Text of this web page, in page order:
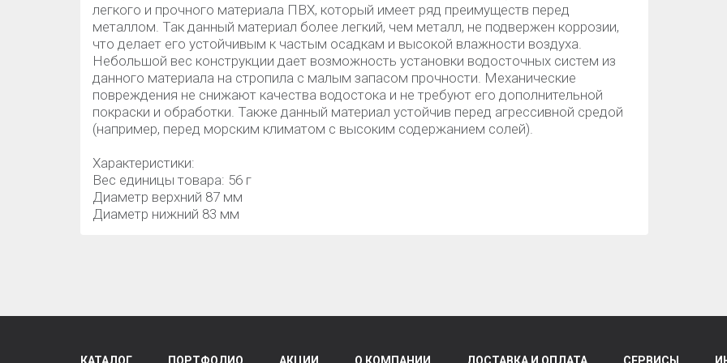
легкого и прочного материала ПВХ, который имеет ряд преимуществ перед
металлом. Так данный материал более легкий, чем металл, не подвержен коррозии,
что делает его устойчивым к частым осадкам и высокой влажности воздуха.
Небольшой вес конструкции дает возможность установки водосточных систем из
данного материала на стропила с малым запасом прочности. Механические
повреждения не снижают качества водостока и не требуют его дополнительной
покраски и обработки. Также данный материал устойчив перед агрессивной средой
(например, перед морским климатом с высоким содержанием солей).
Характеристики:
Вес единицы товара: 56 г
Диаметр верхний 87 мм
Диаметр нижний 83 мм